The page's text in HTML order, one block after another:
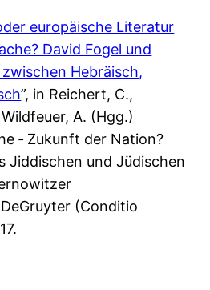
europäische Literatur
David Fogel und
Hebräisch,
”, in Reichert, C.,
A. (Hgg.)
‐ Zukunft der Nation?
Jiddischen und Jüdischen
(Conditio